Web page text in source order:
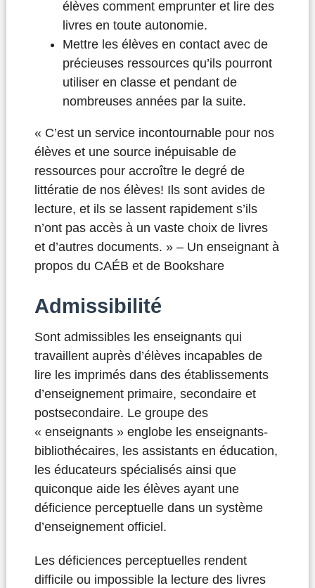
élèves comment emprunter et lire des
livres en toute autonomie.
Mettre les élèves en contact avec de
précieuses ressources qu’ils pourront
utiliser en classe et pendant de
nombreuses années par la suite.
« C’est un service incontournable pour nos
élèves et une source inépuisable de
ressources pour accroître le degré de
littératie de nos élèves! Ils sont avides de
lecture, et ils se lassent rapidement s’ils
n’ont pas accès à un vaste choix de livres
et d’autres documents. » – Un enseignant à
propos du CAÉB et de Bookshare
Admissibilité
Sont admissibles les enseignants qui
travaillent auprès d’élèves incapables de
lire les imprimés dans des établissements
d’enseignement primaire, secondaire et
postsecondaire. Le groupe des
« enseignants » englobe les enseignants-
bibliothécaires, les assistants en éducation,
les éducateurs spécialisés ainsi que
quiconque aide les élèves ayant une
déficience perceptuelle dans un système
d’enseignement officiel.
Les déficiences perceptuelles rendent
difficile ou impossible la lecture des livres